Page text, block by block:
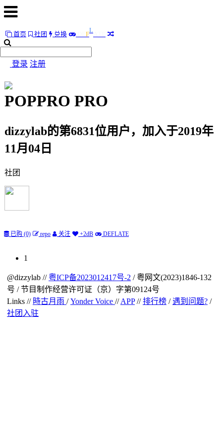
首页 社团 兑换 FL
登录 注册
首
社
DE F LATE
便
听
POPPRO PRO
dizzylab的第6831位用户，加入于2019年
11月04日
社团
已购 (0) repo 关注 +2dB DEFLATE
1
@dizzylab // 粤ICP备2023012417号-2 / 粤网文(2023)1846-132
号 / 节目制作经营许可证（京）字第09124号
Links // 時古月雨 /Yonder Voice //APP//排行榜 /遇到问题? /
社团入驻